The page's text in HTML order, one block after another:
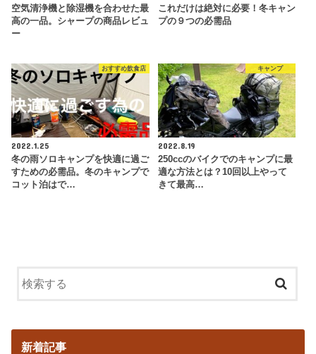
空気清浄機と除湿機を合わせた最
高の一品。シャープの商品レビュ
ー
これだけは絶対に必要！冬キャン
プの９つの必需品
おすすめ飲食店
2022.1.25
冬の雨ソロキャンプを快適に過ご
すための必需品。冬のキャンプで
コット泊はで…
キャンプ
2022.8.19
250ccのバイクでのキャンプに最
適な方法とは？10回以上やって
きて最高…
新着記事